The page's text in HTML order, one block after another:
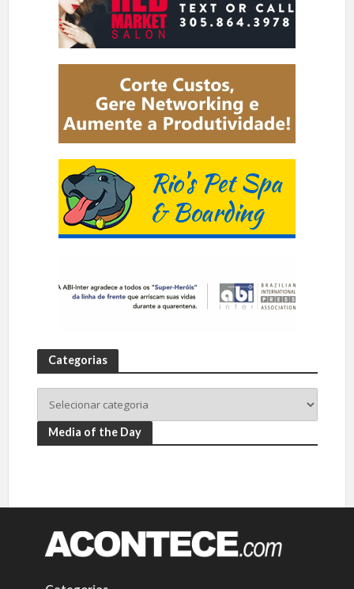
Categorias
Media of the Day